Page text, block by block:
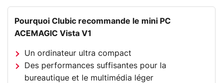
Pourquoi Clubic recommande le mini PC
ACEMAGIC Vista V1
Un ordinateur ultra compact
Des performances suffisantes pour la
bureautique et le multimédia léger